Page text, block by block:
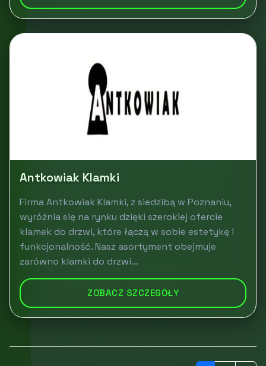
Antkowiak Klamki
Firma Antkowiak Klamki, z siedzibą w Poznaniu,
wyróżnia się na rynku dzięki szerokiej ofercie
klamek do drzwi, które łączą w sobie estetykę i
funkcjonalność. Nasz asortyment obejmuje
zarówno klamki do drzwi...
ZOBACZ SZCZEGÓŁY